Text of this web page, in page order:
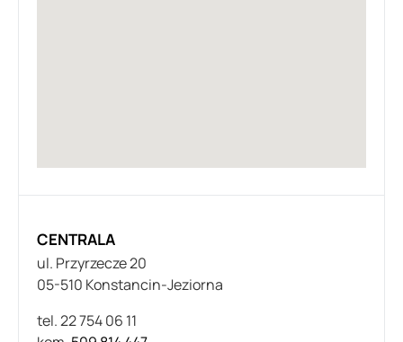
CENTRALA
ul. Przyrzecze 20
05-510 Konstancin-Jeziorna
tel. 22 754 06 11